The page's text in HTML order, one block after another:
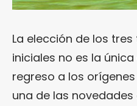
La elección de los
iniciales no es la
regreso a los
una de las